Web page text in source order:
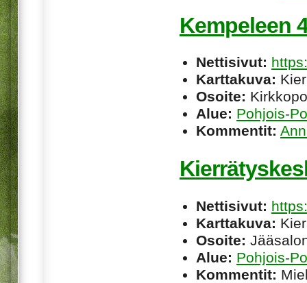
Kempeleen
Nettisivut:
Karttakuva:
Osoite:
Alue: Pohjois-
Kommentit:
Nettisivut:
Karttakuva:
Osoite:
Alue: Pohjois-
Kommentit: